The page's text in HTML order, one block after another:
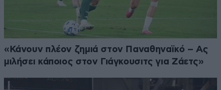
«Κάνουν πλέον ζημιά στον Παναθηναϊκό – Ας
μιλήσει κάποιος στον Γιάγκουσιτς για Ζάετς»